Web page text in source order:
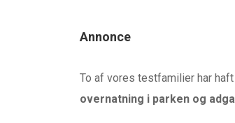
Annonce
To af vores testfamilier har
overnatning i parken og